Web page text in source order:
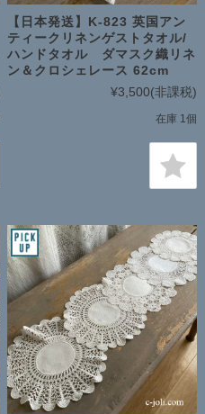
【日本発送】K-823 英国アン
ティークリネンゲストタオル/
ハンドタオル ダマスク織リネ
ン＆クロシェレース 62cm
¥3,500(非課税)
在庫 1個